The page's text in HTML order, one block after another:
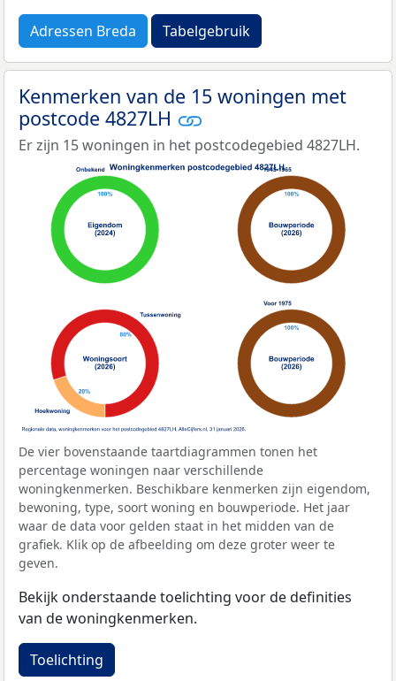
Adressen Breda Tabelgebruik
Kenmerken van de 15 woningen met
postcode 4827LH
Er zijn 15 woningen in het postcodegebied 4827LH.
De vier bovenstaande taartdiagrammen tonen het
percentage woningen naar verschillende
woningkenmerken. Beschikbare kenmerken zijn eigendom,
bewoning, type, soort woning en bouwperiode. Het jaar
waar de data voor gelden staat in het midden van de
grafiek. Klik op de afbeelding om deze groter weer te
geven.
Bekijk onderstaande toelichting voor de definities
van de woningkenmerken.
Toelichting